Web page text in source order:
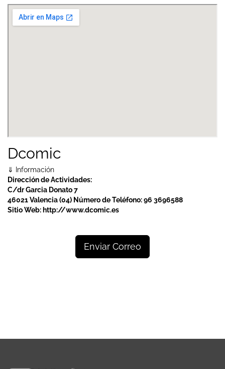
Dcomic
⇓ Información
Dirección de Actividades:
C/dr Garcia Donato 7
46021 Valencia (04) Número de Teléfono:96 3696588
Sitio Web: http://www.dcomic.es
Enviar Correo